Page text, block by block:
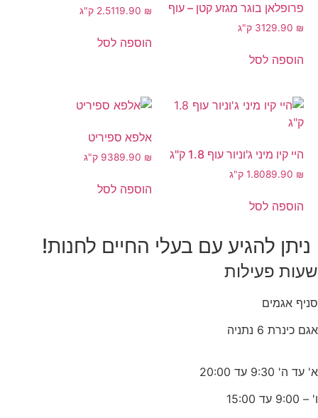
פרופלאן בוגר מגזע קטן – עוף
129.90 ₪ 3 ק"ג
הוספה לסל
119.90 ₪ 2.5 ק"ג
הוספה לסל
היי קיו מיני ג'וניור עוף 1.8 ק"ג
89.90 ₪ 1.80 ק"ג
הוספה לסל
אלפא ספיריט
389.90 ₪ 9 ק"ג
הוספה לסל
ניתן להגיע עם בעלי החיים לחנות!
שעות פעילות
סניף אגמים
אגם כינרת 6 נתניה
א' עד ה' 9:30 עד 20:00
ו' – 9:00 עד 15:00